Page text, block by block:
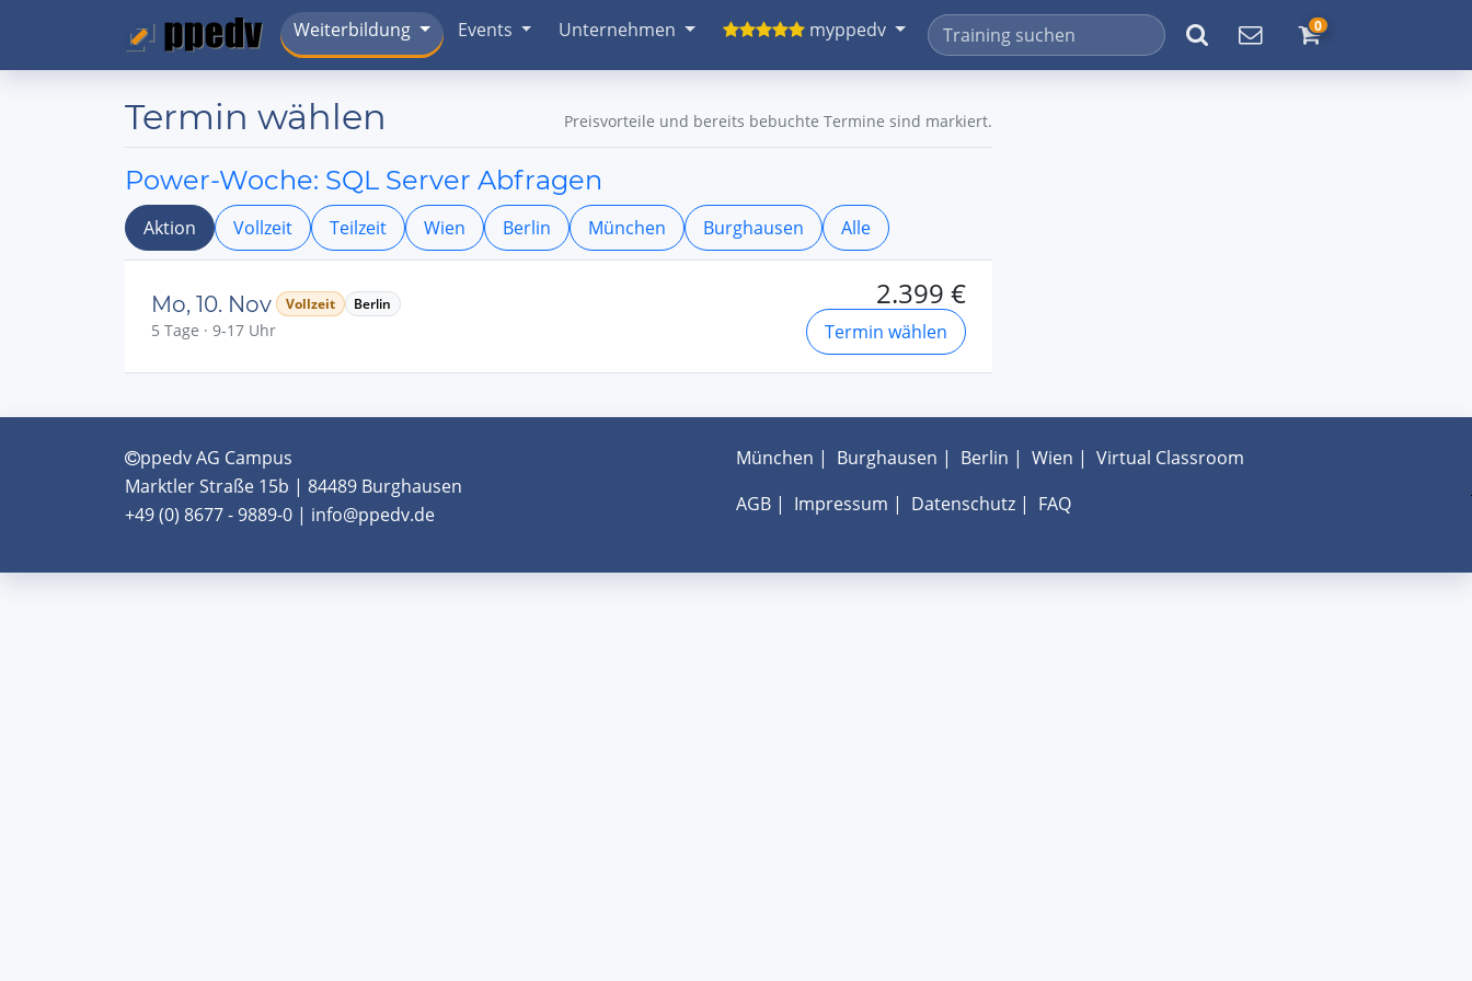
Weiterbildung Events Unternehmen myppedv 0
Termin wählen Preisvorteile und bereits bebuchte Termine sind markiert.
Power-Woche: SQL Server Abfragen
Aktion Vollzeit Teilzeit Wien Berlin München Burghausen Alle
Mo, 10. Nov Vollzeit Berlin
5 Tage · 9-17 Uhr
2.399 €
Termin wählen
ppedv AG Campus
Marktler Straße 15b | 84489 Burghausen
+49 (0) 8677 - 9889-0 | info@ppedv.de
München | Burghausen | Berlin | Wien | Virtual Classroom
AGB| Impressum | Datenschutz| FAQ